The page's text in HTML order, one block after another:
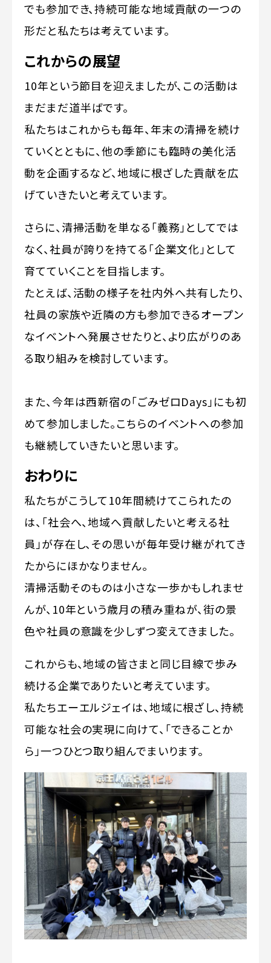
でも参加でき、持続可能な地域貢献の一つの
形だと私たちは考えています。
これからの展望
10年という節目を迎えましたが、この活動は
まだまだ道半ばです。
私たちはこれからも毎年、年末の清掃を続け
ていくとともに、他の季節にも臨時の美化活
動を企画するなど、地域に根ざした貢献を広
げていきたいと考えています。
さらに、清掃活動を単なる「義務」としてでは
なく、社員が誇りを持てる「企業文化」として
育てていくことを目指します。
たとえば、活動の様子を社内外へ共有したり、
社員の家族や近隣の方も参加できるオープン
なイベントへ発展させたりと、より広がりのあ
る取り組みを検討しています。
また、今年は西新宿の「ごみゼロDays」にも初
めて参加しました。こちらのイベントへの参加
も継続していきたいと思います。
おわりに
私たちがこうして10年間続けてこられたの
は、「社会へ、地域へ貢献したいと考える社
員」が存在し、その思いが毎年受け継がれてき
たからにほかなりません。
清掃活動そのものは小さな一歩かもしれませ
んが、10年という歳月の積み重ねが、街の景
色や社員の意識を少しずつ変えてきました。
これからも、地域の皆さまと同じ目線で歩み
続ける企業でありたいと考えています。
私たちエーエルジェイは、地域に根ざし、持続
可能な社会の実現に向けて、「できることか
ら」一つひとつ取り組んでまいります。